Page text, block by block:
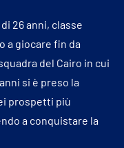
26 anni, classe
a giocare fin da
del Cairo in cui
si è preso la
prospetti più
a conquistare la